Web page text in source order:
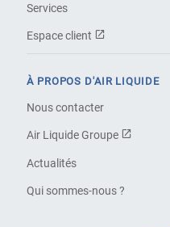
Services
Espace client
À PROPOS D'AIR LIQUIDE
Nous contacter
Air Liquide Groupe
Actualités
Qui sommes-nous ?